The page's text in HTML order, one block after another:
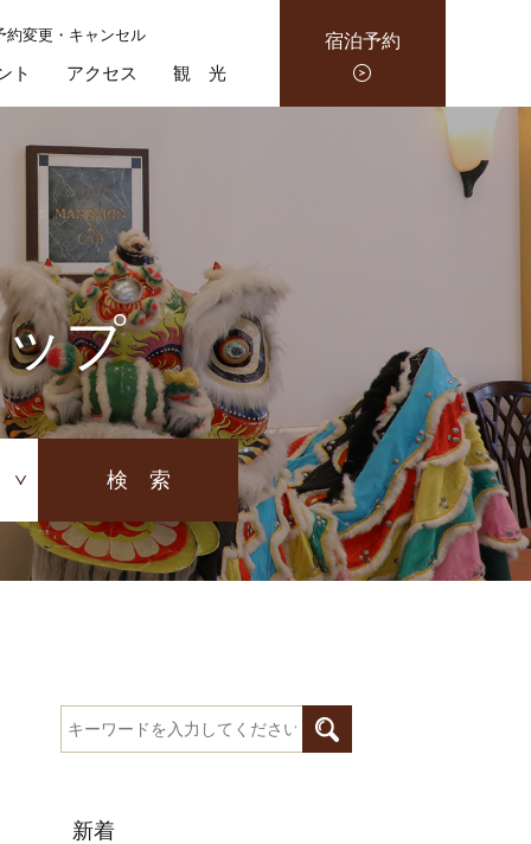
約変更・キャンセル
ト アクセス 観 光
宿泊予約
プ
検 索
新着